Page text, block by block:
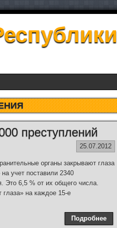
преступлений
25.07.2012
органы закрывают глаза
учет поставили 2340
Это 6,5 % от их общего числа.
глаза» на каждое 15-е
Подробнее